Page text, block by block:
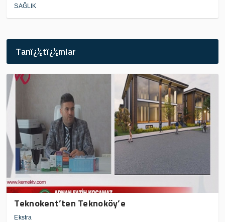
SAĞLIK
Tanï¿½tï¿½mlar
Teknokent’ten Teknoköy’e
Ekstra